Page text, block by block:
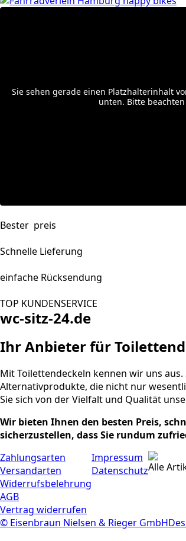
Sie sehen gerade einen Platzhalterinhalt
unten. Bitte
Bester preis
Schnelle Lieferung
einfache Rücksendung
TOP KUNDENSERVICE
wc-sitz-24.de
Ihr Anbieter für
Mit Toilettendeckeln kennen wir uns
Alternativprodukte, die nicht nur
Sie sich von der Vielfalt und Qualität
Wir bieten Ihnen den besten Preis,
sicherzustellen, dass Sie rundum
Zahlungsarten
Versandarten
Widerrufsbelehrung
AGB
Vertrag widerrufen
Impressum
DatenschutzAlle
© Eisenbraun Nielsen & Rieger GmbH